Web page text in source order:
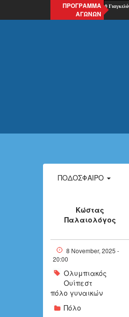
ΠΡΟΓΡΑΜΜΑ
ΑΓΩΝΩΝ
ΠΟΔΌΣΦΑΙΡΟ
Κώστας
Παλαιολόγος
8 November, 2025 -
20:00
Ολυμπιακός
Ουίπεστ
πόλο γυναικών
Πόλο